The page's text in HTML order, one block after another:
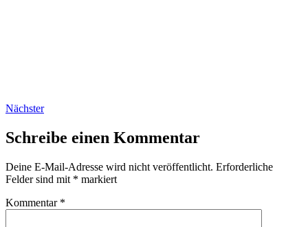
Nächster
Schreibe einen Kommentar
Deine E-Mail-Adresse wird nicht veröffentlicht. Erforderliche
Felder sind mit * markiert
Kommentar *